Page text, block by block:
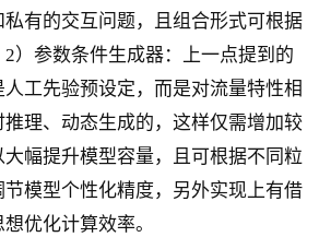
有的交互问题，且组合形式可根据
）参数条件生成器：上一点提到的
工先验预设定，而是对流量特性相
理、动态生成的，这样仅需增加较
幅提升模型容量，且可根据不同粒
模型个性化精度，另外实现上有借
优化计算效率。